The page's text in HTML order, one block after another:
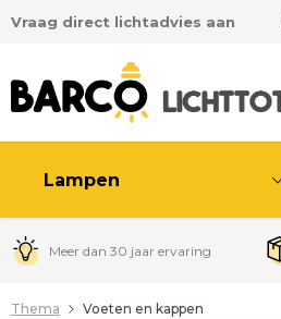
hoofdinhoud
Vraag direct lichtadvies aan
Lampen
Meer dan 30 jaar ervaring
Thema Voeten en kappen